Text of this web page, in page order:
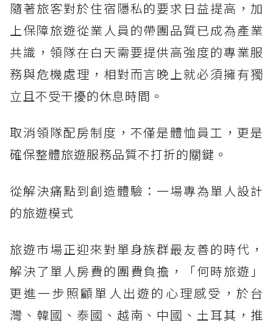
隨著旅客對於住宿隱私的要求日益提高，加
上保障旅遊從業人員的帶團品質已成為產業
共識，領隊在白天需要提供高強度的專業服
務與危機處理，相對而言晚上就必須擁有獨
立且不受干擾的休息時間。
取消領隊配房制度，不僅是體恤員工，更是
確保整體旅遊服務品質不打折的關鍵。
從解決痛點到創造體驗：一場專為單人設計
的旅遊模式
旅遊市場正迎來對單身族群最友善的時代，
解決了單人房費的團費負擔，「何時旅遊」
更進一步照顧單人出遊的心理感受，於台
灣、韓國、泰國、越南、中國、土耳其，推